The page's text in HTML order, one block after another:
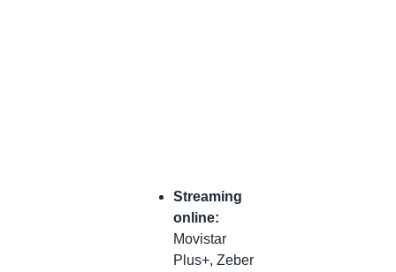
Streaming
online:
Movistar
Plus+, Zeber